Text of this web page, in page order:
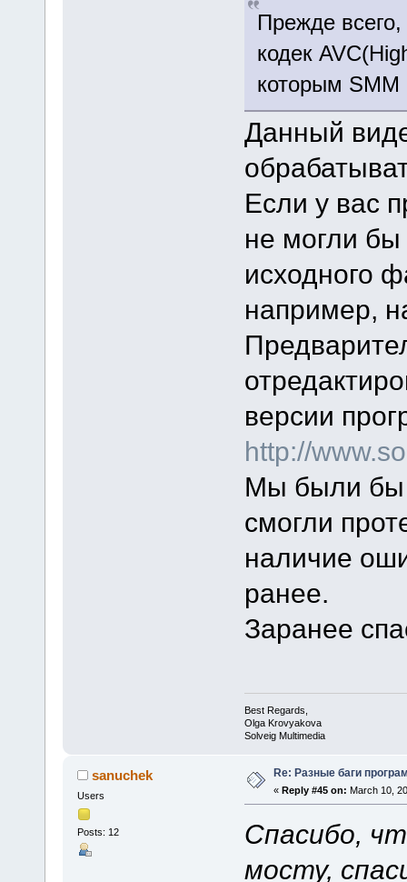
Прежде всего,
кодек
которым SMM
Данный
Если у вас
не могли
исходного
например,
версии
http://
Мы были бы
смогли
наличие
ранее.
Заранее
Best Regards,
Olga Krovyakova
Solveig Multimedia
sanuchek
Users
Posts: 12
Re: Разные баги
« Reply #45 on: March 10,
Спасибо,
мосту,